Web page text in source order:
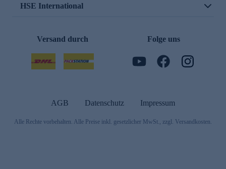
HSE International
Versand durch Folge uns
AGB Datenschutz Impressum
Alle Rechte vorbehalten. Alle Preise inkl. gesetzlicher MwSt., zzgl. Versandkosten.